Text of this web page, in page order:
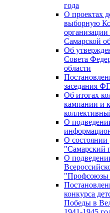
года
О проектах
выборную
Самарской
Об
Совета
области
заседания
Об итогах
кампании и
О
О состоянии
"Самарский
О
"Профсоюзы
конкурса
Победы в